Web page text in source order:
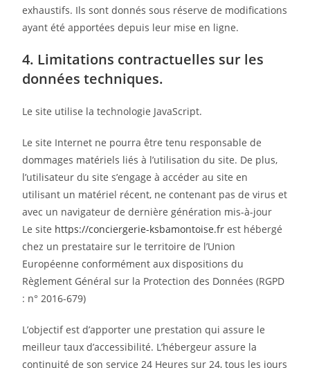
exhaustifs. Ils sont donnés sous réserve de modifications
ayant été apportées depuis leur mise en ligne.
4. Limitations contractuelles sur les
données techniques.
Le site utilise la technologie JavaScript.
Le site Internet ne pourra être tenu responsable de
dommages matériels liés à l’utilisation du site. De plus,
l’utilisateur du site s’engage à accéder au site en
utilisant un matériel récent, ne contenant pas de virus et
avec un navigateur de dernière génération mis-à-jour
Le site https://conciergerie-ksbamontoise.fr est hébergé
chez un prestataire sur le territoire de l’Union
Européenne conformément aux dispositions du
Règlement Général sur la Protection des Données (RGPD
: n° 2016-679)
L’objectif est d’apporter une prestation qui assure le
meilleur taux d’accessibilité. L’hébergeur assure la
continuité de son service 24 Heures sur 24, tous les jours